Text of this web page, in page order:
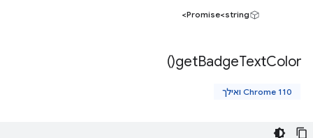
Promise<string>
getBadgeTextColor(
)
Chrome 110 ואילך